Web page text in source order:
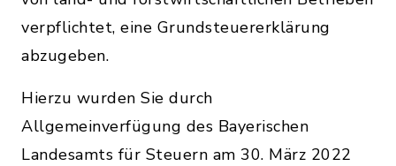
verpflichtet, eine Grundsteuererklärung
abzugeben.
Hierzu wurden Sie durch
Allgemeinverfügung des Bayerischen
Landesamts für Steuern am 30. März 2022